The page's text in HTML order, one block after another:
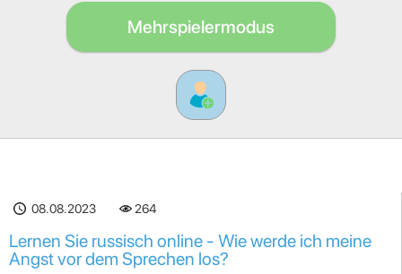
Mehrspielermodus
08.08.2023 264
Lernen Sie russisch online - Wie werde ich meine
Angst vor dem Sprechen los?